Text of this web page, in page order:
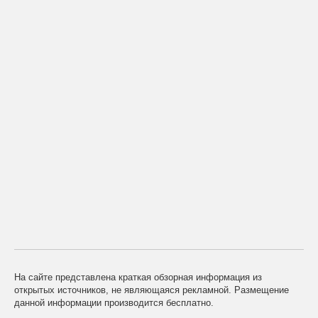
На сайте представлена краткая обзорная информация из
открытых источников, не являющаяся рекламной. Размещение
данной информации производится бесплатно.